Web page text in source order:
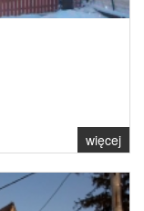
więcej